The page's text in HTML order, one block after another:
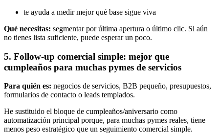
te ayuda a medir mejor qué base sigue viva
Qué necesitas: segmentar por última apertura o último clic. Si aún
no tienes lista suficiente, puede esperar un poco.
5. Follow-up comercial simple: mejor que
cumpleaños para muchas pymes de servicios
Para quién es: negocios de servicios, B2B pequeño, presupuestos,
formularios de contacto o leads templados.
He sustituido el bloque de cumpleaños/aniversario como
automatización principal porque, para muchas pymes reales, tiene
menos peso estratégico que un seguimiento comercial simple.